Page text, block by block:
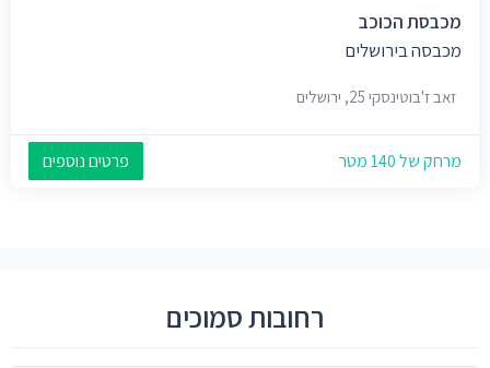
מכבסת הכוכב
מכבסה בירושלים
זאב ז'בוטינסקי 25, ירושלים
מרחק של 140 מטר פרטים נוספים
רחובות סמוכים